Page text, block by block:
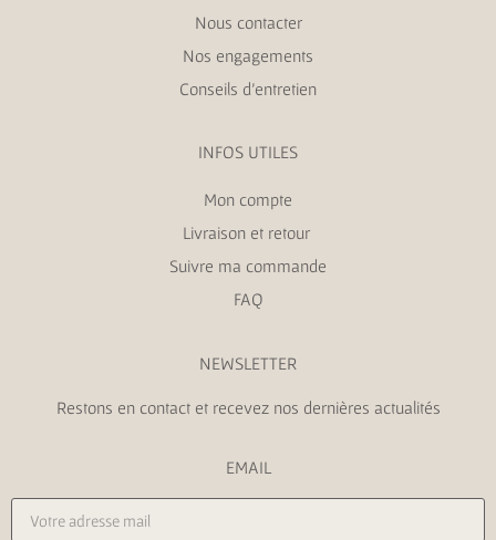
Nous contacter
Nos engagements
Conseils d’entretien
INFOS UTILES
Mon compte
Livraison et retour
Suivre ma commande
FAQ
NEWSLETTER
Restons en contact et recevez nos dernières actualités
EMAIL